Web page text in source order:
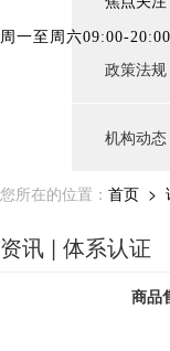
周一至周六09:00-20:00
政
机
您所在的位置： 首页 >
资讯 | 体系认证
商品